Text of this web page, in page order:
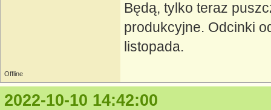
Będą, tylko teraz
produkcyjne. Odcinki
listopada.
Offline
2022-10-10 14:42:00